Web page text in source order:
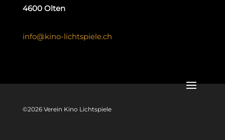
4600 Olten
info@kino-lichtspiele.ch
©2026 Verein Kino Lichtspiele